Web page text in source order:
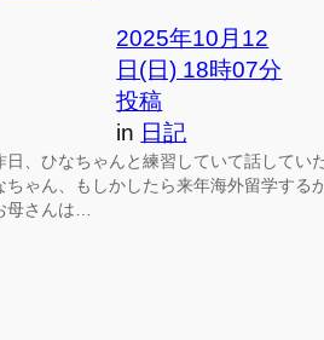
2025年10月12
日(日) 18時07分
投稿
in 日記
日、ひなちゃんと練習していて話してい
ちゃん、もしかしたら来年海外留学する
母さんは…